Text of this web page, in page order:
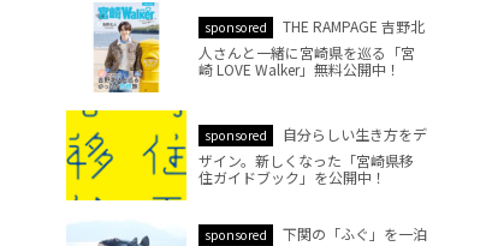
sponsored
THE RAMPAGE 吉野北
人さんと一緒に宮崎県を巡る「宮
崎 LOVE Walker」無料公開中！
sponsored
自分らしい生き方をデ
ザイン。新しくなった「宮崎県移
住ガイドブック」を公開中！
sponsored
下関の「ふぐ」を一泊